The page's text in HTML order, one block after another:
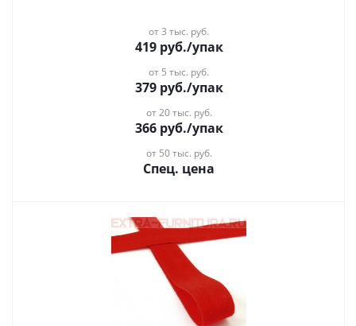
от 3 тыс. руб.
419руб./упак
от 5 тыс. руб.
379руб./упак
от 20 тыс. руб.
366руб./упак
от 50 тыс. руб.
Спец. цена